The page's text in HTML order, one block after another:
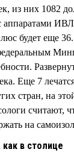
из них 1082
будет еще
Еще 7
стран, на
считают,
на
в столице